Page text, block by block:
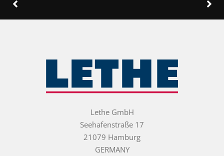
Lethe GmbH
Seehafenstraße 17
21079 Hamburg
GERMANY